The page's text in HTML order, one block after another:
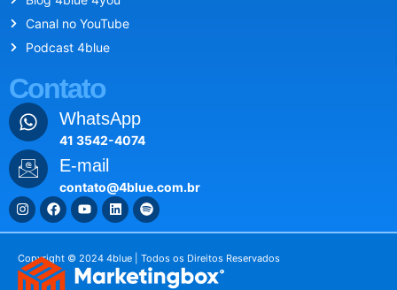
Canal no YouTube
Podcast 4blue
Contato
WhatsApp
41 3542-4074
E-mail
contato@4blue.com.br
Copyright © 2024 4blue | Todos os Direitos Reservados